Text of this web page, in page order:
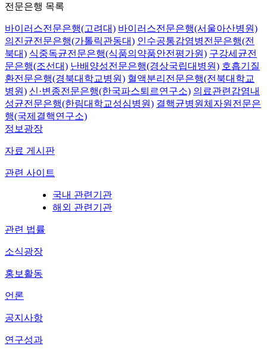
전문은행 목록
바이러스전문은행(고려대) 바이러스전문은행(서울아산병원)
의진균전문은행(가톨릭관동대) 인수공통감염병전문은행(전
북대) 식중독균전문은행(식품의약품안전평가원) 구강세균전
문은행(조선대) 난배양성전문은행(경상국립대병원) 호흡기질
환전문은행(경북대학교병원) 혈액분리전문은행(전북대학교
병원) 신·변종전문은행(한국파스퇴르연구소) 의료관련감염내
성균전문은행(한림대학교성심병원) 결핵균병원체자원전문은
행(국제결핵연구소)
정보광장
자료 게시판
관련 사이트
국내 관련기관
해외 관련기관
관련 법률
소식광장
홍보활동
언론
공지사항
연구성과